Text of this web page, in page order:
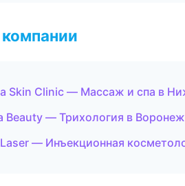
Skin Clinic — Массаж и спа в
Beauty — Трихология в Воронеж
— Инъекционная